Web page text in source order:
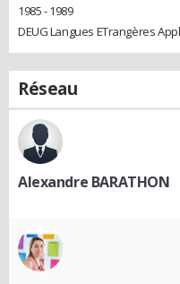
1985 - 1989
DEUG Langues ETrangères
Réseau
Alexandre BARATHON